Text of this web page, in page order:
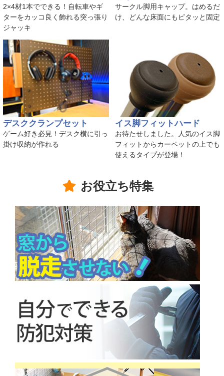
2×4材1本でできる！自転車やギ
ターをカッコ良く飾れる突っ張り
ジャッキ
サークル脚用キャップ。はめるだ
け、どんな床面にもピタッと固定
デスククランプセット
ゲーム好き必見！デスク横に引っ
掛け収納が作れる
イス脚フィットハード
お待たせしました。人気のイス脚
フィットからカーペットの上でも
使えるタイプが登場！
お役立ち特集